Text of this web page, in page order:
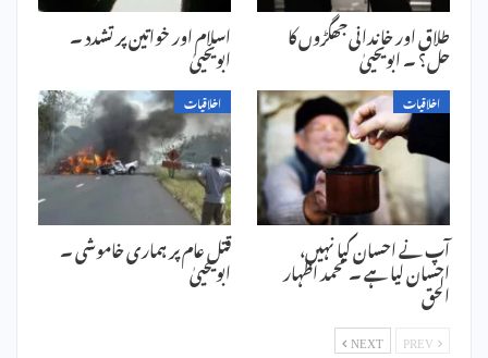
طلاق اور خاندانی جھگڑوں کا
حل؟ ۔ ابویحییٰ
اسلام اور خواتین پر تشدد ۔
ابویحییٰ
اخلاقیات
آپ نے احسان کیا نہیں،
احسان لیا ہے ۔ محمد اظہار
الحق
اخلاقیات
قتل عام پر ہماری خاموشی ۔
ابویحییٰ
NEXT